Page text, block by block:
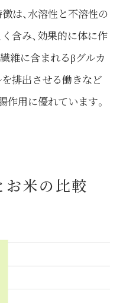
は、水溶性と不溶性の
含み、効果的に体に作
維に含まれるβグルカ
排出させる働きなど
作用に優れています。
お米の比較